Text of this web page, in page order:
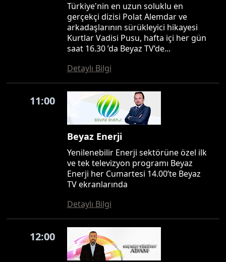
Türkiye'nin en uzun soluklu en
gerçekçi dizisi Polat Alemdar ve
arkadaşlarının sürükleyici hikayesi
Kurtlar Vadisi Pusu, hafta içi her gün
saat 16.30 ’da Beyaz TV’de...
Detaylı Bilgi
11:00
Beyaz Enerji
Yenilenebilir Enerji sektörüne özel ilk
ve tek televizyon programı Beyaz
Enerji her Cumartesi 14.00’te Beyaz
TV ekranlarında
Detaylı Bilgi
12:00